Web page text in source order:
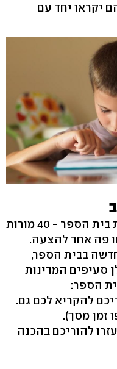
יקראו יחד עם
המנהל הופתע לגלות כי כל צוות בית הספר - 40 מורות
פה אחד להצעה.
בבית הספר,
סעיפים המדינות
הספר:
להוריכם בהכנה